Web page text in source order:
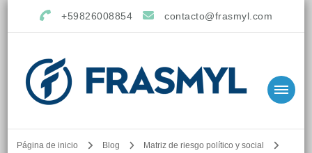
+59826008854 contacto@frasmyl.com
Página de inicio Blog
Matriz de riesgo político y social